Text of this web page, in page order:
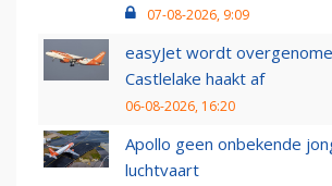
07-08-2026, 9:09
easyJet wordt
Castlelake haakt af
06-08-2026, 16:20
Apollo geen onbekende
luchtvaart